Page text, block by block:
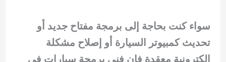
سواء كنت بحاجة إلى برمجة مفتاح جديد أو
تحديث كمبيوتر السيارة أو إصلاح مشكلة
إلكترونية معقدة فإن فني برمجة سيارات في